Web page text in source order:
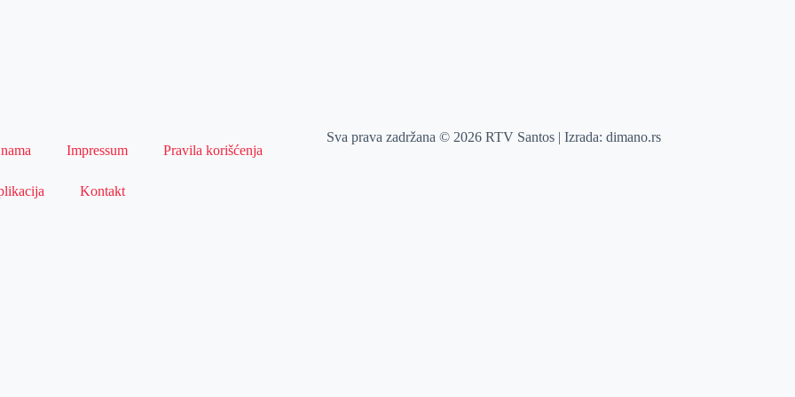
Impressum Pravila korišćenja
Kontakt
Sva prava zadržana © 2026 RTV Santos | Izrada:dimano.rs